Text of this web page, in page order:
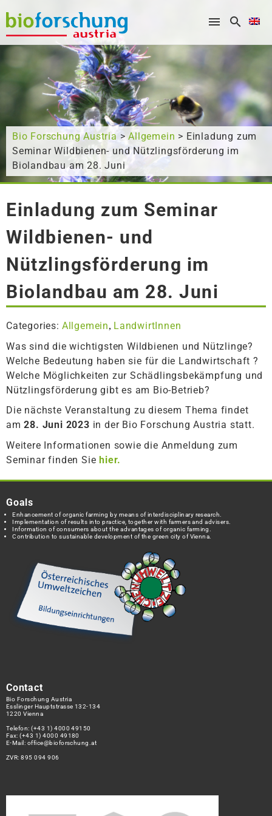
What are you looking for?
Bio Forschung Austria >Allgemein > Einladung zum
Seminar Wildbienen- und Nützlingsförderung im
Biolandbau am 28. Juni
Einladung zum Seminar
Wildbienen- und
Nützlingsförderung im
Biolandbau am 28. Juni
Categories: Allgemein, LandwirtInnen
Was sind die wichtigsten Wildbienen und Nützlinge?
Welche Bedeutung haben sie für die Landwirtschaft ?
Welche Möglichkeiten zur Schädlingsbekämpfung und
Nützlingsförderung gibt es am Bio-Betrieb?
Die nächste Veranstaltung zu diesem Thema findet
am28. Juni 2023 in der Bio Forschung Austria statt.
Weitere Informationen sowie die Anmeldung zum
Seminar finden Sie hier.
Goals
Enhancement of organic farming by means of interdisciplinary research.
Implementation of results into practice, together with farmers and advisers.
Information of consumers about the advantages of organic farming.
Contribution to sustainable development of the green city of Vienna.
Contact
Bio Forschung Austria
Esslinger Hauptstrasse 132-134
1220 Vienna
Telefon:(+43 1) 4000 49150
Fax: (+43 1) 4000 49180
E-Mail: office@bioforschung.at
ZVR: 895 094 906